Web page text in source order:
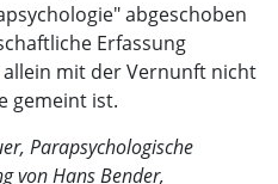
abgeschoben
Erfassung
mit der Vernunft nicht
gemeint ist.
Parapsychologische
von Hans Bender,